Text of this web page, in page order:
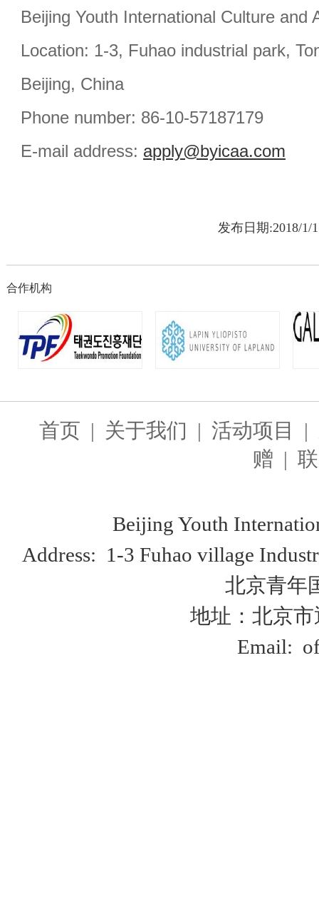
Beijing Youth International Culture and
Location: 1-3, Fuhao industrial park,
Beijing, China
Phone number: 86-10-57187179
E-mail address: apply@byicaa.com
发布日期:2018/1/
合作机构
首页 | 关于我们 | 活动项目 |
赠 |
Beijing Youth
Address: 1-3 Fuhao village
北京青年
地址：北京
Email: